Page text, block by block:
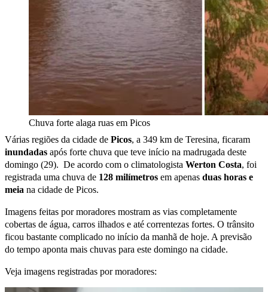
Chuva forte alaga ruas em Picos
Várias regiões da cidade de Picos, a 349 km de Teresina, ficaram
inundadas após forte chuva que teve início na madrugada deste
domingo (29). De acordo com o climatologista Werton Costa, foi
registrada uma chuva de 128 milímetros em apenas duas horas e
meia na cidade de Picos.
Imagens feitas por moradores mostram as vias completamente
cobertas de água, carros ilhados e até correntezas fortes. O trânsito
ficou bastante complicado no início da manhã de hoje. A previsão
do tempo aponta mais chuvas para este domingo na cidade.
Veja imagens registradas por moradores: